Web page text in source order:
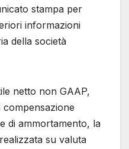
stampa per
informazioni
della società
netto non GAAP,
di ammortamento, la
su valuta